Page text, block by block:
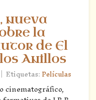
nueva
la
de El
Anillos
| Etiquetas:Películas
cinematográfico,